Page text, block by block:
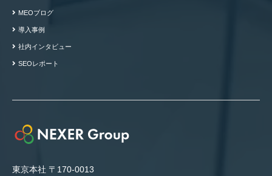
東京本社 〒170-0013
MEOブログ
導入事例
社内インタビュー
SEOレポート